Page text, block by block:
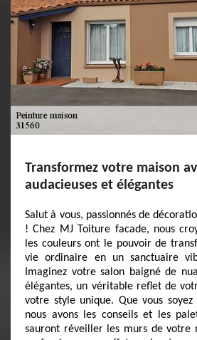
Transformez votre maison
audacieuses et élégantes
Salut à vous, passionnés de
! Chez MJ Toiture facade, nous
les couleurs ont le pouvoir de
vie ordinaire en un sanctuaire
Imaginez votre salon baigné de
élégantes, un véritable reflet de
votre style unique. Que vous
nous avons les conseils et les
sauront réveiller les murs de votre